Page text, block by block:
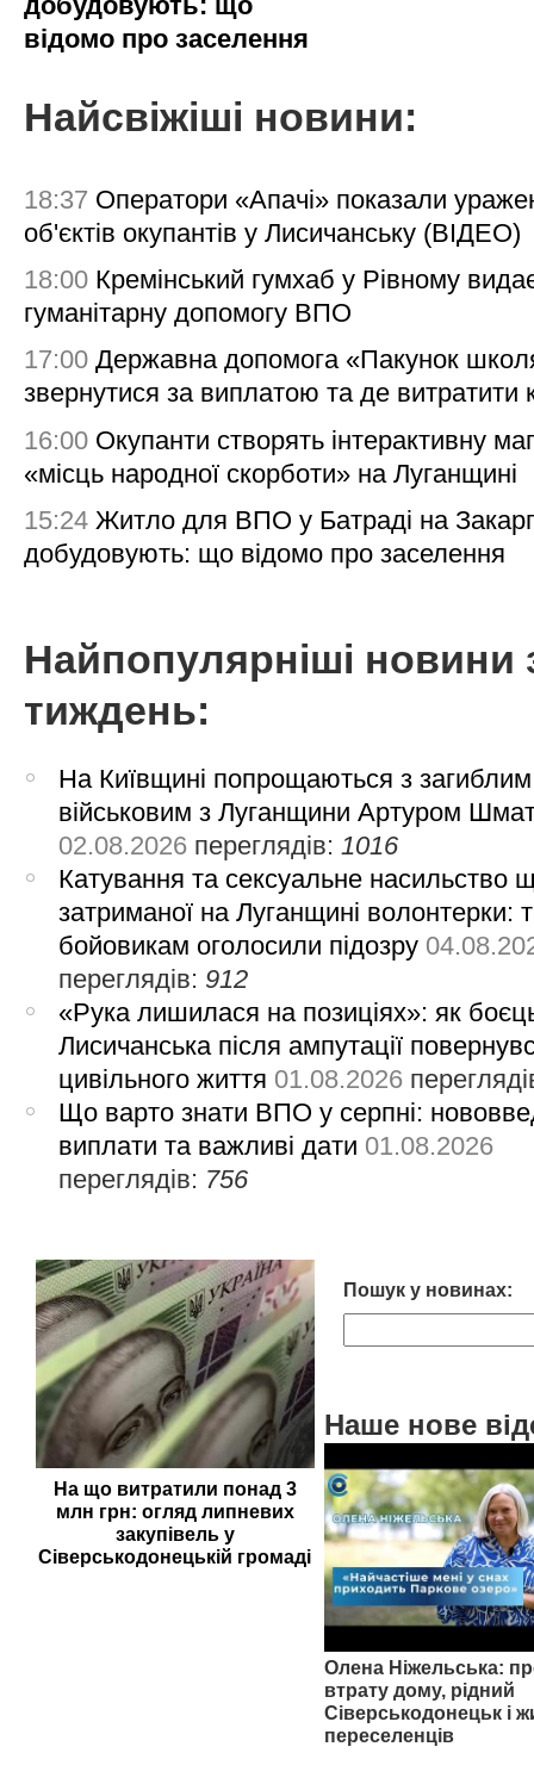
відомо про заселення
Найсвіжіші новини:
18:37 Оператори «Апачі» показали
об'єктів окупантів у Лисичанську (ВІДЕО)
18:00 Кремінський гумхаб у Рівному
гуманітарну допомогу ВПО
17:00 Державна допомога «Пакунок
звернутися за виплатою та де витратити
16:00 Окупанти створять інтерактивну
«місць народної скорботи» на Луганщині
15:24 Житло для ВПО у Батраді на
добудовують: що відомо про заселення
Найпопулярніші новини
тиждень:
На Київщині попрощаються з загиблим
військовим з Луганщини Артуром
02.08.2026 переглядів: 1016
Катування та сексуальне насильство
затриманої на Луганщині волонтерки:
бойовикам оголосили підозру
переглядів: 912
«Рука лишилася на позиціях»: як
Лисичанська після ампутації
цивільного життя 01.08.2026
Що варто знати ВПО у серпні:
виплати та важливі дати 01.08.2026
переглядів: 756
На що витратили понад 3
млн грн: огляд липневих
закупівель у
Сіверськодонецькій громаді
Пошук у новинах:
Наше нове
Олена Ніжельська:
втрату дому, рідний
Сіверськодонецьк і
переселенців